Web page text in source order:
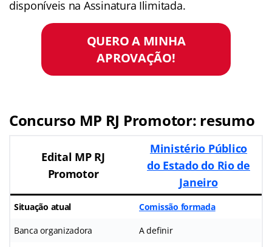
disponíveis na Assinatura Ilimitada.
QUERO A MINHA
APROVAÇÃO!
Concurso MP RJ Promotor: resumo
Edital MP RJ
Promotor
Ministério Público
do Estado do Rio de
Janeiro
Situação atual Comissão formada
Banca organizadora A definir